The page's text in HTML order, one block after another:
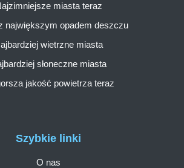
Szybkie linki
O nas
miasta teraz
największym opadem deszczu
wietrzne miasta
słoneczne miasta
jakość powietrza teraz